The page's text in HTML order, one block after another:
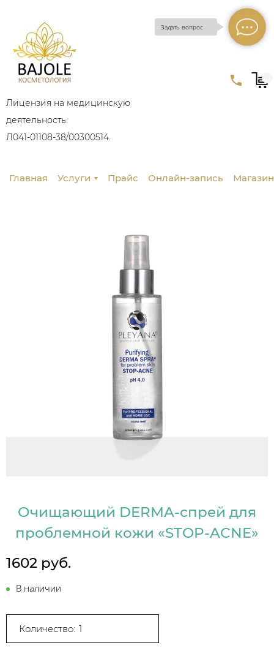
Лицензия на медицинскую
деятельность:
Л041-01108-38/00300514.
Задать вопрос
Главная Услуги Прайс Онлайн-запись Магазин
Очищающий DERMA-спрей для
проблемной кожи «STOP-ACNE»
1602 руб.
В наличии
Количество: